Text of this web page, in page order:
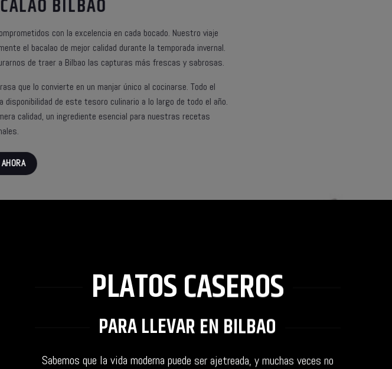
BILBAO
con la excelencia en cada bocado. Nuestro viaje
el bacalao de mejor calidad durante la temporada invernal.
de traer a Bilbao las capturas más frescas y sabrosas.
que lo convierte en un manjar único al cocinarse. Todo el
disponibilidad de este tesoro culinario a lo largo de todo el año.
calidad, un ingrediente esencial para nuestras recetas
PLATOS CASEROS
PARA LLEVAR EN BILBAO
Sabemos que la vida moderna puede ser ajetreada, y muchas veces no